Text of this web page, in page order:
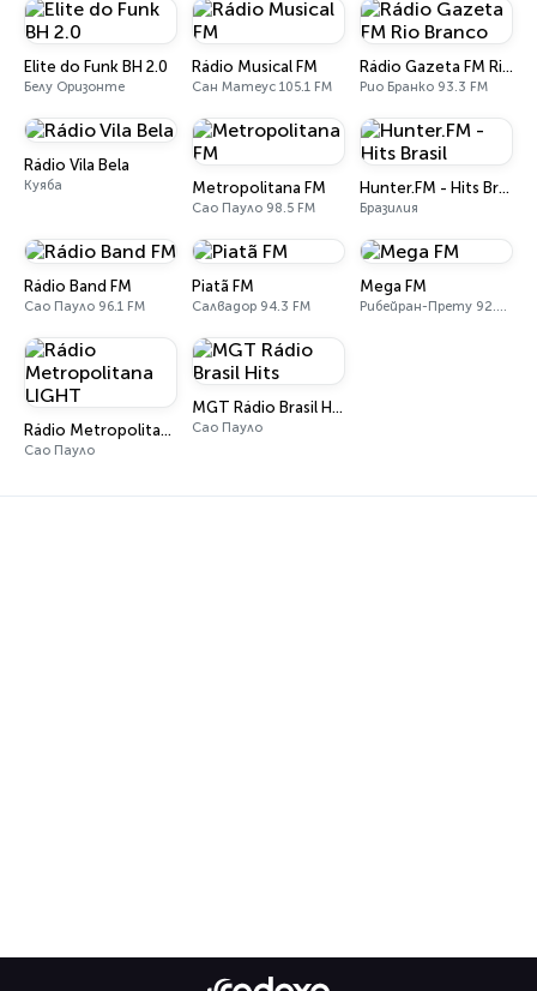
Elite do Funk BH 2.0
Белу Оризонте
Rádio Musical FM
Сан Матеус 105.1 FM
Rádio Gazeta FM Rio Branco
Рио Бранко 93.3 FM
Rádio Vila Bela
Куяба Metropolitana FM
Сао Пауло 98.5 FM
Hunter.FM - Hits Brasil
Бразилия
Rádio Band FM
Сао Пауло 96.1 FM
Piatã FM
Салвадор 94.3 FM
Mega FM
Рибейран-Прету 92.3 FM
Rádio Metropolitana LIGHT
Сао Пауло
MGT Rádio Brasil Hits
Сао Пауло